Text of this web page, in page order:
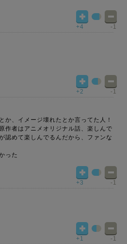
+4 -1
+2 -1
か、イメージ壊れたとか言ってた人！
作者はアニメオリジナル話、楽しんで
認めて楽しんでるんだから、ファンな
った
+3 -1
+1 -1